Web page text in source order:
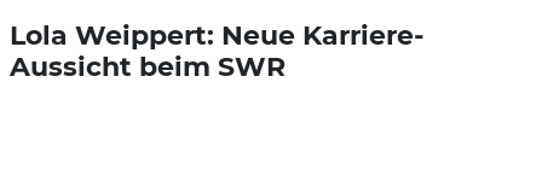
Lola Weippert: Neue Karriere-
Aussicht beim SWR